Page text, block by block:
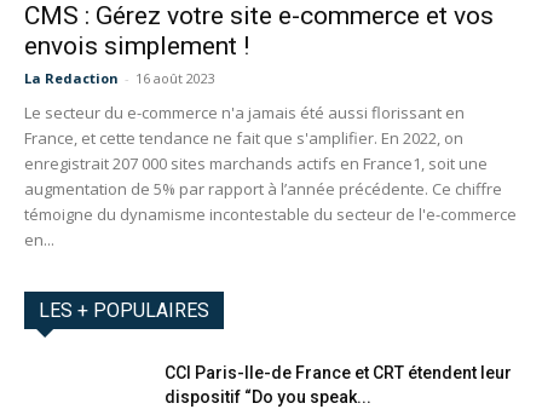
CMS : Gérez votre site e-commerce et vos
envois simplement !
La Redaction - 16 août 2023
Le secteur du e-commerce n'a jamais été aussi florissant en
France, et cette tendance ne fait que s'amplifier. En 2022, on
enregistrait 207 000 sites marchands actifs en France1, soit une
augmentation de 5% par rapport à l’année précédente. Ce chiffre
témoigne du dynamisme incontestable du secteur de l'e-commerce
en...
LES + POPULAIRES
CCI Paris-Ile-de France et CRT étendent leur
dispositif “Do you speak...